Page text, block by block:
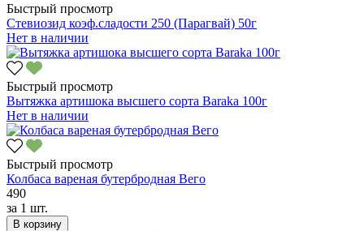
Быстрый просмотр
Стевиозид коэф.сладости 250 (Парагвай) 50г
Нет в наличии
Быстрый просмотр
Вытяжка артишока высшего сорта Baraka 100г
Нет в наличии
Быстрый просмотр
Колбаса вареная бутербродная Вего
490
за 1 шт.
В корзину